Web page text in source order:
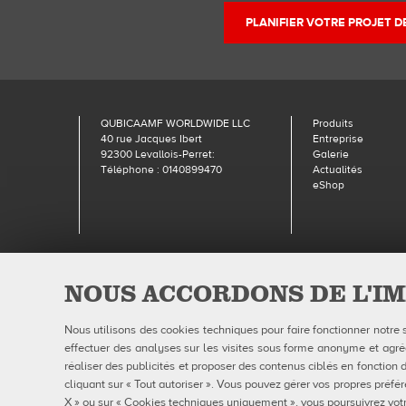
NOUS ACCORDONS DE
Nous utilisons des cookies techniques pour faire fonctionner
effectuer des analyses sur les visites sous forme anonyme et
réaliser des publicités et proposer des contenus ciblés en
cliquant sur « Tout autoriser ». Vous pouvez gérer vos propres
X » ou sur « Cookies techniques uniquement », vous poursuivrez
PLANIFIER VOTRE PROJET
QUBICAAMF WORLDWIDE LLC
40 rue Jacques Ibert
92300 Levallois-Perret:
Téléphone : 0140899470
Produits
Entreprise
Galerie
Actualités
eShop